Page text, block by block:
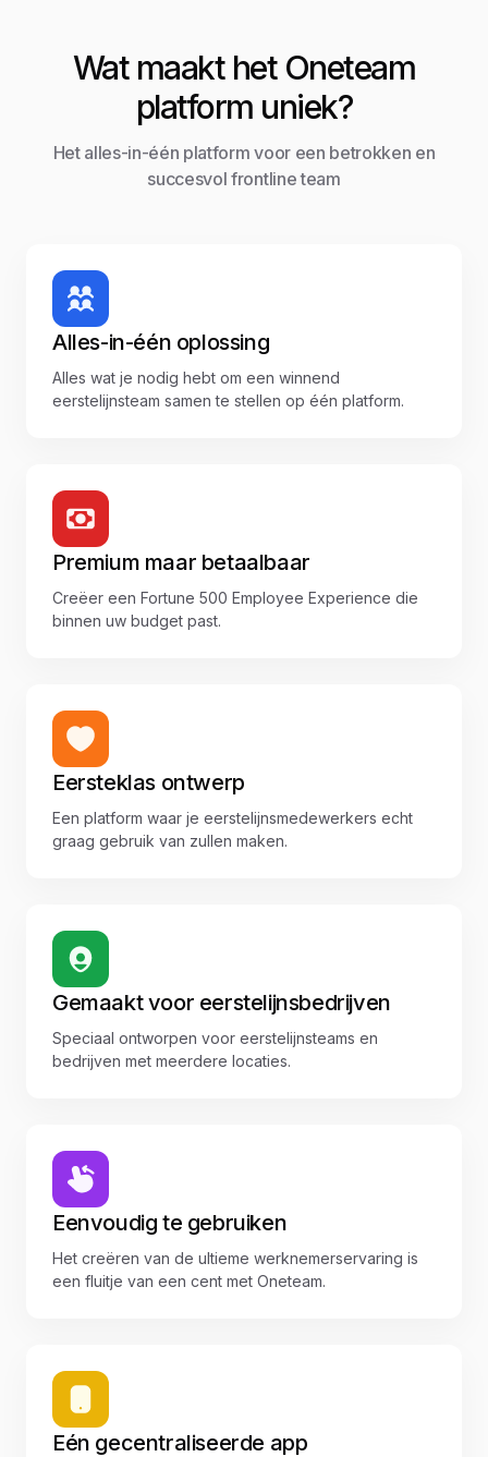
Wat maakt het Oneteam
platform uniek?
Het alles-in-één platform voor een betrokken en
succesvol frontline team
Alles-in-één oplossing
Alles wat je nodig hebt om een winnend
eerstelijnsteam samen te stellen op één platform.
Premium maar betaalbaar
Creëer een Fortune 500 Employee Experience die
binnen uw budget past.
Eersteklas ontwerp
Een platform waar je eerstelijnsmedewerkers echt
graag gebruik van zullen maken.
Gemaakt voor eerstelijnsbedrijven
Speciaal ontworpen voor eerstelijnsteams en
bedrijven met meerdere locaties.
Eenvoudig te gebruiken
Het creëren van de ultieme werknemerservaring is
een fluitje van een cent met Oneteam.
Eén gecentraliseerde app